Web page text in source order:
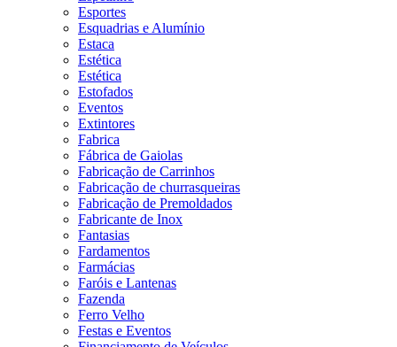
Esportes
Esquadrias e Alumínio
Estaca
Estética
Estética
Estofados
Eventos
Extintores
Fabrica
Fábrica de Gaiolas
Fabricação de Carrinhos
Fabricação de churrasqueiras
Fabricação de Premoldados
Fabricante de Inox
Fantasias
Fardamentos
Farmácias
Faróis e Lantenas
Fazenda
Ferro Velho
Festas e Eventos